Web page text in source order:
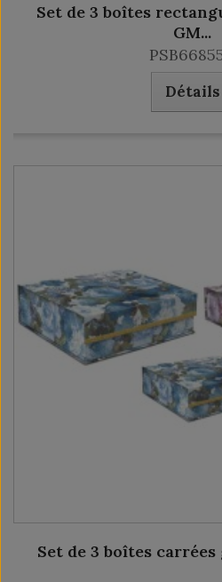
Set de 3 boîtes
GM...
Détails
Set de 3 boîtes carrées